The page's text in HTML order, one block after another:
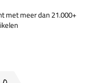
met meer dan 21.000+